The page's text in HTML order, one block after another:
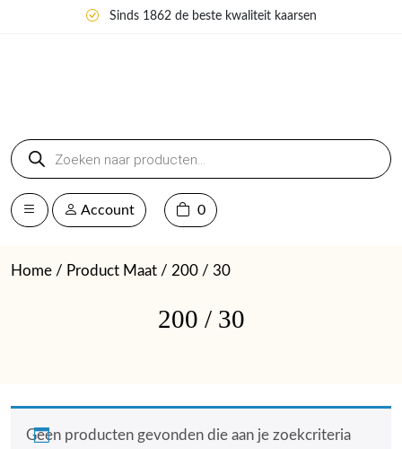
Sinds 1862 de beste kwaliteit kaarsen
Producten
zoeken
Account 0
Home / Product Maat / 200 / 30
200 / 30
Geen producten gevonden die aan je zoekcriteria